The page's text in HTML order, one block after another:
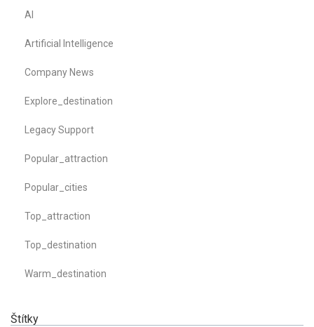
AI
Artificial Intelligence
Company News
Explore_destination
Legacy Support
Popular_attraction
Popular_cities
Top_attraction
Top_destination
Warm_destination
Štítky